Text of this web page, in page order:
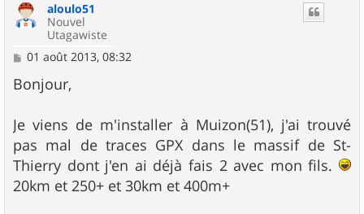
aloulo51
Nouvel
Utagawiste
M
s
s
g
e
01 août 2013, 08:32
Bonjour,
Je viens de m'installer à Muizon(51), j'ai trouvé
pas mal de traces GPX dans le massif de St-
Thierry dont j'en ai déjà fais 2 avec mon fils.
20km et 250+ et 30km et 400m+